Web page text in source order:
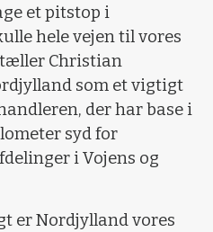
et pitstop i
hele vejen til vores
Christian
som et vigtigt
der har base i
syd for
i Vojens og
er Nordjylland vores